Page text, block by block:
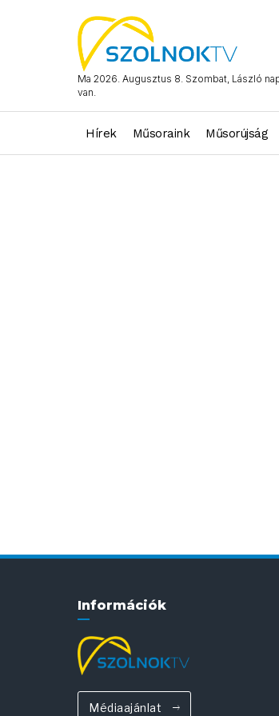
Ma 2026. Augusztus 8. Szombat, László
van.
Hírek Műsoraink Műsorújság
Információk
Médiaajánlat